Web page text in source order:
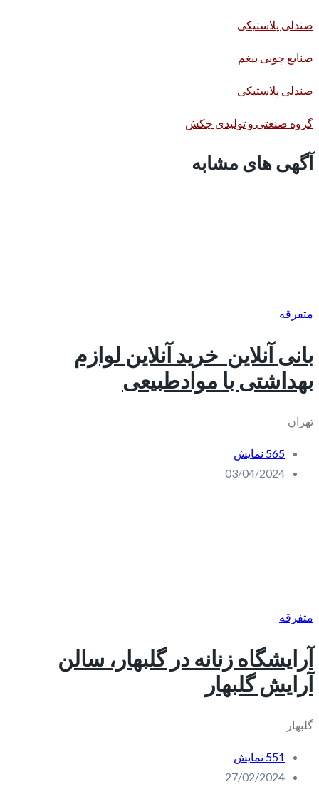
صندلی پلاستیکی
صنایع چوبی بیغم
صندلی پلاستیکی
گروه صنعتی و تولیدی چکش
آگهی های مشابه
متفرقه
بانی آنلاین_خرید آنلاین لوازم
بهداشتی با موادطبیعی
تهران
565 نمایش
03/04/2024
متفرقه
آرایشگاه زنانه در گلبهار، سالن
آرایش گلبهار
گلبهار
551 نمایش
27/02/2024